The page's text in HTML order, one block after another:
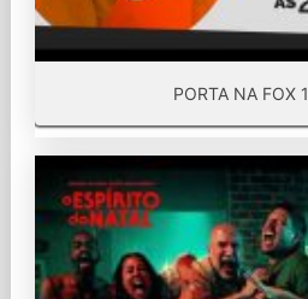
PORTA NA FOX 1